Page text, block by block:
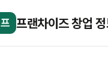
프 프랜차이즈 창업